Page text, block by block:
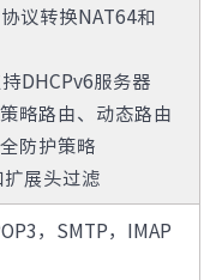
议转换NAT64和
DHCPv6服务器
略路由、动态路由
防护策略
展头过滤
，SMTP，IMAP